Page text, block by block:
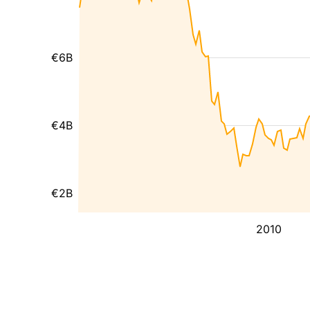
2010
€2B
€4B
€6B